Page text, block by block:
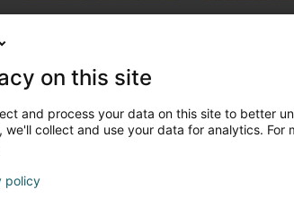
Iwwer AMFIE - Association
Fondée à Luxembourg en 1990,l’AMFIE
est
et assimilés, actifs ou pensionnés, des
L’AMFIE offre à ses sociétaires, dans
étroite collaboration avec des
Eis Artikelen
on this site
and process your data on this site to better
we'll collect and use your data for analytics. For
policy